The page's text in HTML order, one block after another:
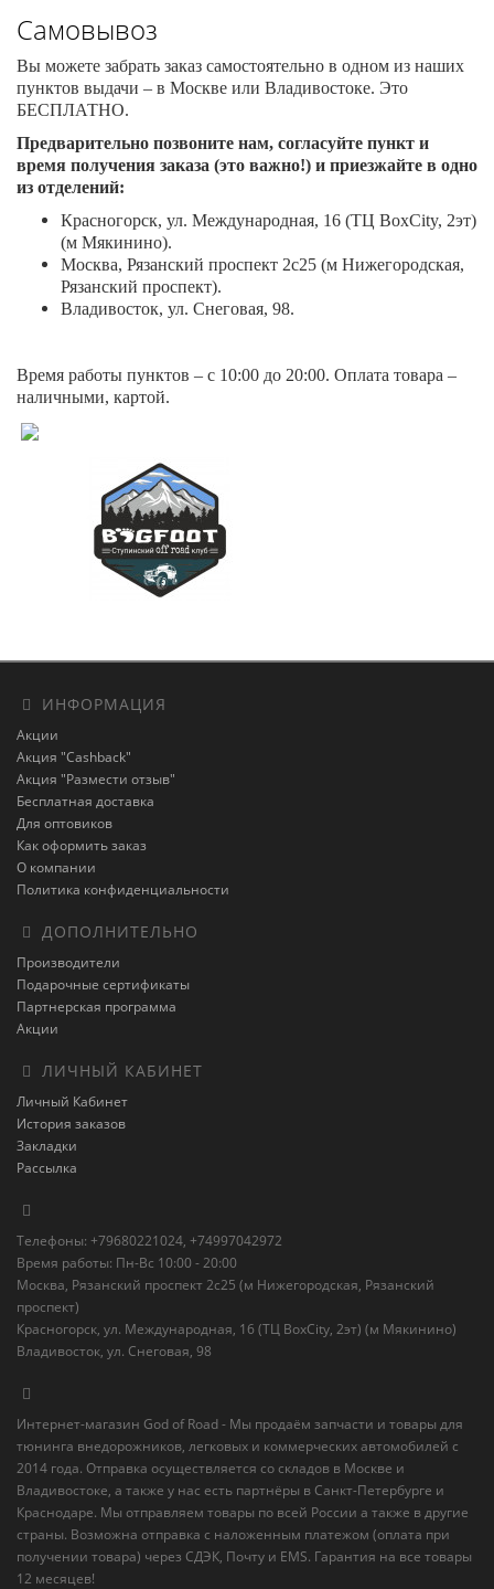
Самовывоз
Вы можете забрать заказ самостоятельно в одном из наших
пунктов выдачи – в Москве или Владивостоке. Это
БЕСПЛАТНО.
Предварительно позвоните нам, согласуйте пункт и
время получения заказа (это важно!) и приезжайте в одно
из отделений:
Красногорск, ул. Международная, 16 (ТЦ BoxСity, 2эт)
(м Мякинино).
Москва, Рязанский проспект 2с25 (м Нижегородская,
Рязанский проспект).
Владивосток, ул. Снеговая, 98.
Время работы пунктов – с 10:00 до 20:00. Оплата товара –
наличными, картой.
ИНФОРМАЦИЯ
Акции
Акция "Cashback"
Акция "Размести отзыв"
Бесплатная доставка
Для оптовиков
Как оформить заказ
О компании
Политика конфиденциальности
ДОПОЛНИТЕЛЬНО
Производители
Подарочные сертификаты
Партнерская программа
Акции
ЛИЧНЫЙ КАБИНЕТ
Личный Кабинет
История заказов
Закладки
Рассылка
Телефоны: +79680221024, +74997042972
Время работы: Пн-Вс 10:00 - 20:00
Москва, Рязанский проспект 2с25 (м Нижегородская, Рязанский
проспект)
Красногорск, ул. Международная, 16 (ТЦ BoxСity, 2эт) (м Мякинино)
Владивосток, ул. Снеговая, 98
Интернет-магазин God of Road - Мы продаём запчасти и товары для
тюнинга внедорожников, легковых и коммерческих автомобилей с
2014 года. Отправка осуществляется со складов в Москве и
Владивостоке, а также у нас есть партнёры в Санкт-Петербурге и
Краснодаре. Мы отправляем товары по всей России а также в другие
страны. Возможна отправка с наложенным платежом (оплата при
получении товара) через СДЭК, Почту и EMS. Гарантия на все товары
12 месяцев!